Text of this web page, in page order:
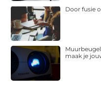
Door fusie
maak je